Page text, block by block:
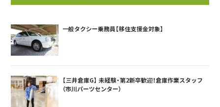
一般タクシー乗務員【移住支援金対象】
【三井倉庫G】 未経験・第2新卒歓迎！倉庫作業スタッフ
（市川パーツセンター）